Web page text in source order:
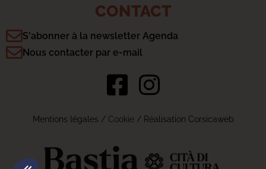
CONTACT
S'abonner à la newsletter Agenda
Nous contacter par e-mail
Mentions légales / Cookie/ Réalisation Corsicaweb